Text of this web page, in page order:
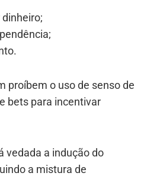
proíbem o uso de senso de
bets para incentivar
vedada a indução do
a mistura de